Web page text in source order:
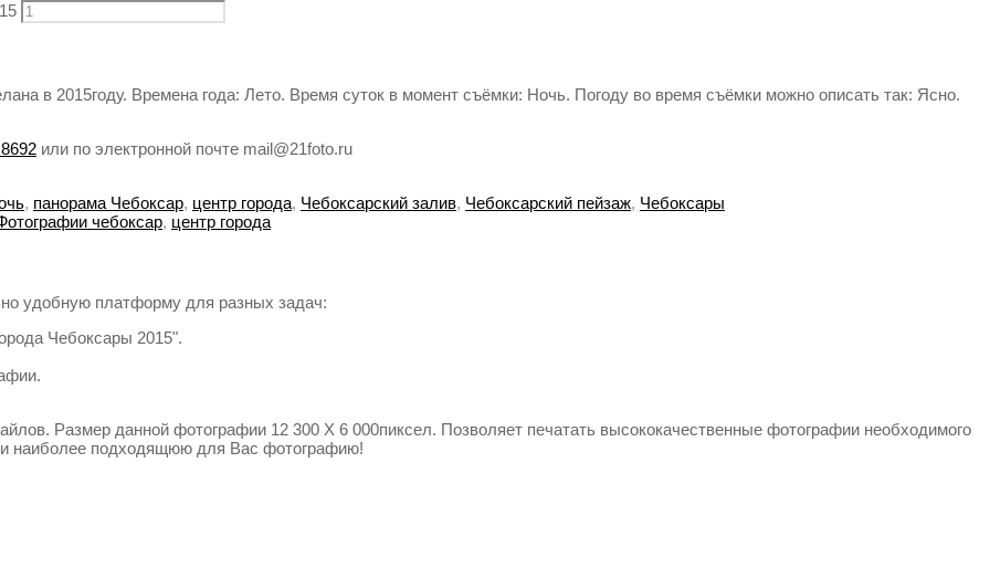
в 2015году. Времена года: Лето. Время суток в момент съёмки: Ночь. Погоду во время съёмки можно описать так: Ясно.
или по электронной почте mail@21foto.ru
, панорама Чебоксар, центр города, Чебоксарский залив, Чебоксарский пейзаж, Чебоксары
чебоксар, центр города
удобную платформу для разных задач:
Чебоксары 2015".
Размер данной фотографии 12 300 X 6 000пиксел. Позволяет печатать высококачественные фотографии необходимого
наиболее подходящюю для Вас фотографию!